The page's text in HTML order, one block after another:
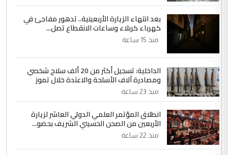
بعد انتهاء الزيارة الأربعينية.. تدهور مفاجئ في
كهرباء كربلاء وساعات الانقطاع تصل...
منذ 15 ساعة
الداخلية: تسجيل أكثر من 20 ألف سلاح شخصي
ومصادرة آلاف الأسلحة والاعتدة خلال تموز
منذ 23 ساعة
انطلاق المؤتمر العلمي الدولي العاشر لزيارة
الأربعين من الصحن الحسيني الشريف بحضو...
منذ 22 ساعة